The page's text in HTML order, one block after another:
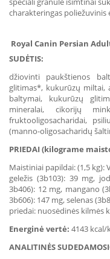
charakteringas poliežuvinis
Royal Canin Persian
SUDĖTIS:
džiovinti paukštienos
glitimas*, kukurūzų miltai,
baltymai, kukurūzų
mineralai, cikorijų
fruktooligosacharidai,
(manno-oligosacharidų
PRIEDAI (kilograme
Maistiniai papildai: (1,5 kg):
geležis (3b103): 39 mg,
3b406): 12 mg, mangano
3b606): 147 mg, selenas
priedai: nuosėdinės kilmės
Energinė vertė: 4143 kcal/
ANALITINĖS